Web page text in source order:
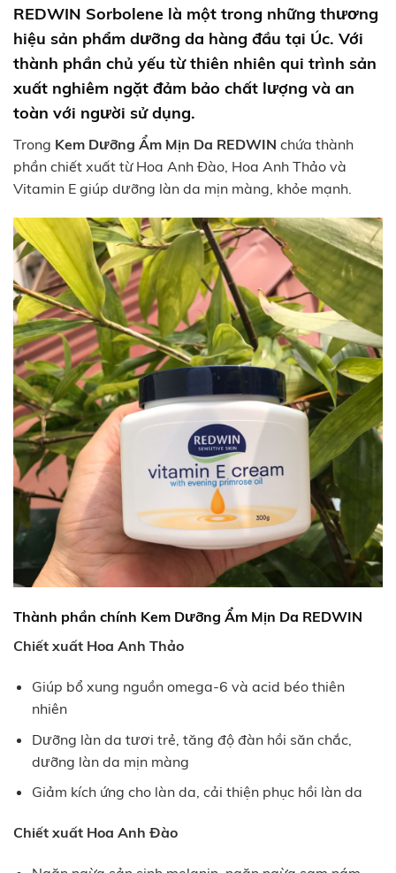
REDWIN Sorbolene là một trong những thương
hiệu sản phẩm dưỡng da hàng đầu tại Úc. Với
thành phần chủ yếu từ thiên nhiên qui trình sản
xuất nghiêm ngặt đảm bảo chất lượng và an
toàn với người sử dụng.
Trong Kem Dưỡng Ẩm Mịn Da REDWIN chứa thành
phần chiết xuất từ Hoa Anh Đào, Hoa Anh Thảo và
Vitamin E giúp dưỡng làn da mịn màng, khỏe mạnh.
Thành phần chính Kem Dưỡng Ẩm Mịn Da REDWIN
Chiết xuất Hoa Anh Thảo
Giúp bổ xung nguồn omega-6 và acid béo thiên
nhiên
Dưỡng làn da tươi trẻ, tăng độ đàn hồi săn chắc,
dưỡng làn da mịn màng
Giảm kích ứng cho làn da, cải thiện phục hồi làn da
Chiết xuất Hoa Anh Đào